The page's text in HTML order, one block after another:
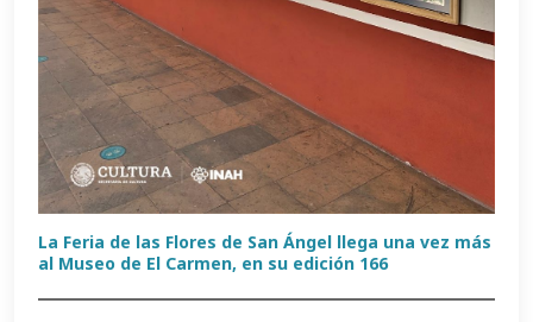
La Feria de las Flores de San Ángel llega una vez más
al Museo de El Carmen, en su edición 166